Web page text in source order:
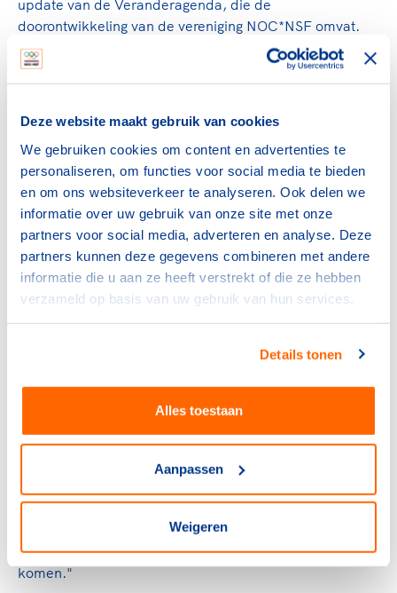
Deze website maakt gebruik van cookies
We gebruiken cookies om content en advertenties te
personaliseren, om functies voor social media te bieden
en om ons websiteverkeer te analyseren. Ook delen we
informatie over uw gebruik van onze site met onze
partners voor social media, adverteren en analyse. Deze
partners kunnen deze gegevens combineren met andere
informatie die u aan ze heeft verstrekt of die ze hebben
verzameld op basis van uw gebruik van hun services.
Details tonen
Alles toestaan
Aanpassen
Weigeren
update van de Veranderagenda, die de
doorontwikkeling van de vereniging NOC*NSF omvat.
Centraal in die agenda staan behalve een aanvulling op
het model voor de verdeling van de gelden, het
stimuleren van samenwerking tussen bonden en
het onderzoek naar nieuwe besturingsmodellen voor de
eigen organisatie.
Er zijn flinke stappen gezet en “we hebben er
vertrouwen in om het gehele proces van de
Veranderagenda in de AV van november dit jaar af te
sluiten.”
resultaten en de voortgang zullen worden
Integriteit als basis voor meer sportplezier
het belang van integriteit in de sport. "Sociale veiligheid
en grensoverschrijdend gedrag zijn omvangrijke en
complexe maatschappelijke zaken. Ook in de sport
neemt het aantal signalen nog steeds toe. In het eerste
kwartaal denkt het Centrum Veilige Sport Nederland op
een verdubbeling van het, al drukke, jaar ervoor uit te
komen."